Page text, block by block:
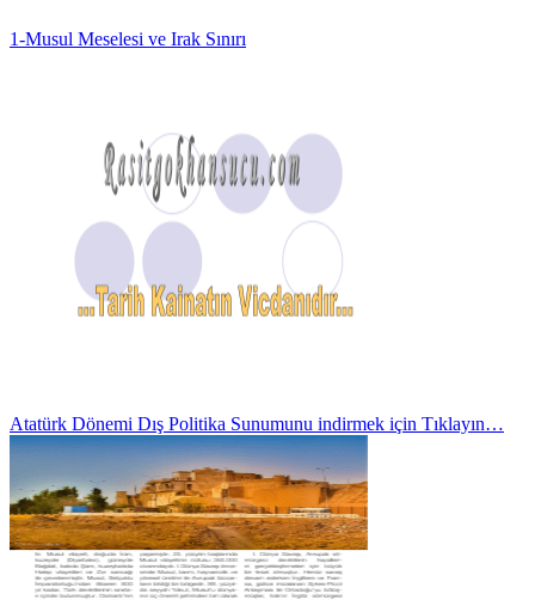
1-Musul Meselesi ve Irak Sınırı
Atatürk Dönemi Dış Politika Sunumunu indirmek için Tıklayın…